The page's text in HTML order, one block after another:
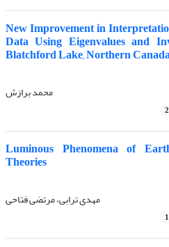
New Improvement in
Data Using Eigenvalues and
Blatchford Lake, Northern
محمد برازش
Luminous Phenomena of
Theories
مهدی ترابی، مرتضی فتاحی